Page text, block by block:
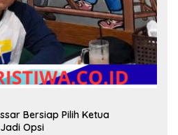
Bersiap Pilih Ketua
Opsi